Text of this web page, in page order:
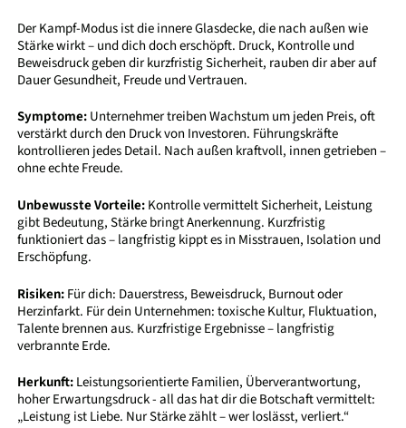
Der Kampf-Modus ist die innere Glasdecke, die nach außen wie
Stärke wirkt – und dich doch erschöpft. Druck, Kontrolle und
Beweisdruck geben dir kurzfristig Sicherheit, rauben dir aber auf
Dauer Gesundheit, Freude und Vertrauen.
Symptome:Unternehmer treiben Wachstum um jeden Preis, oft
verstärkt durch den Druck von Investoren. Führungskräfte
kontrollieren jedes Detail. Nach außen kraftvoll, innen getrieben –
ohne echte Freude.
Unbewusste Vorteile:Kontrolle vermittelt Sicherheit, Leistung
gibt Bedeutung, Stärke bringt Anerkennung. Kurzfristig
funktioniert das – langfristig kippt es in Misstrauen, Isolation und
Erschöpfung.
Risiken:Für dich: Dauerstress, Beweisdruck, Burnout oder
Herzinfarkt. Für dein Unternehmen: toxische Kultur, Fluktuation,
Talente brennen aus. Kurzfristige Ergebnisse – langfristig
verbrannte Erde.
Herkunft:Leistungsorientierte Familien, Überverantwortung,
hoher Erwartungsdruck - all das hat dir die Botschaft vermittelt:
„Leistung ist Liebe. Nur Stärke zählt – wer loslässt, verliert.“